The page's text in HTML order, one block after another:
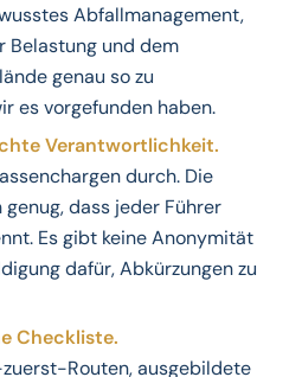
Abfallmanagement,
Belastung und dem
genau so zu
es vorgefunden haben.
Verantwortlichkeit.
durch. Die
dass jeder Führer
Es gibt keine Anonymität
dafür, Abkürzungen zu
Checkliste.
Routen, ausgebildete